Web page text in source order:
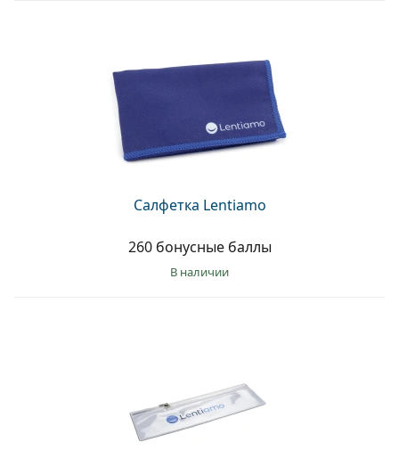
Салфетка Lentiamo
260 бонусные баллы
в наличии